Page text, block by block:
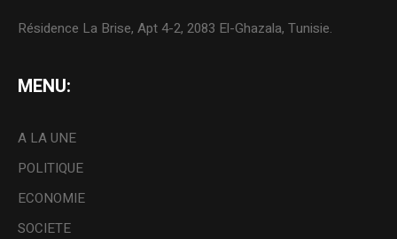
Résidence La Brise, Apt 4-2, 2083 El-Ghazala, Tunisie.
MENU:
A LA UNE
POLITIQUE
ECONOMIE
SOCIETE